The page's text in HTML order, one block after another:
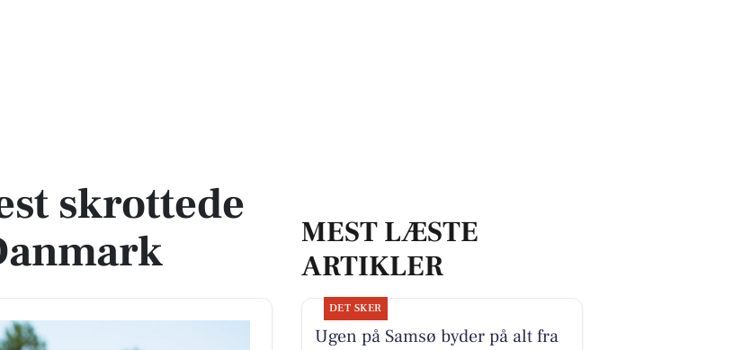
skrottede
MEST LÆSTE
ARTIKLER
DET SKER
Ugen på Samsø byder på alt fra